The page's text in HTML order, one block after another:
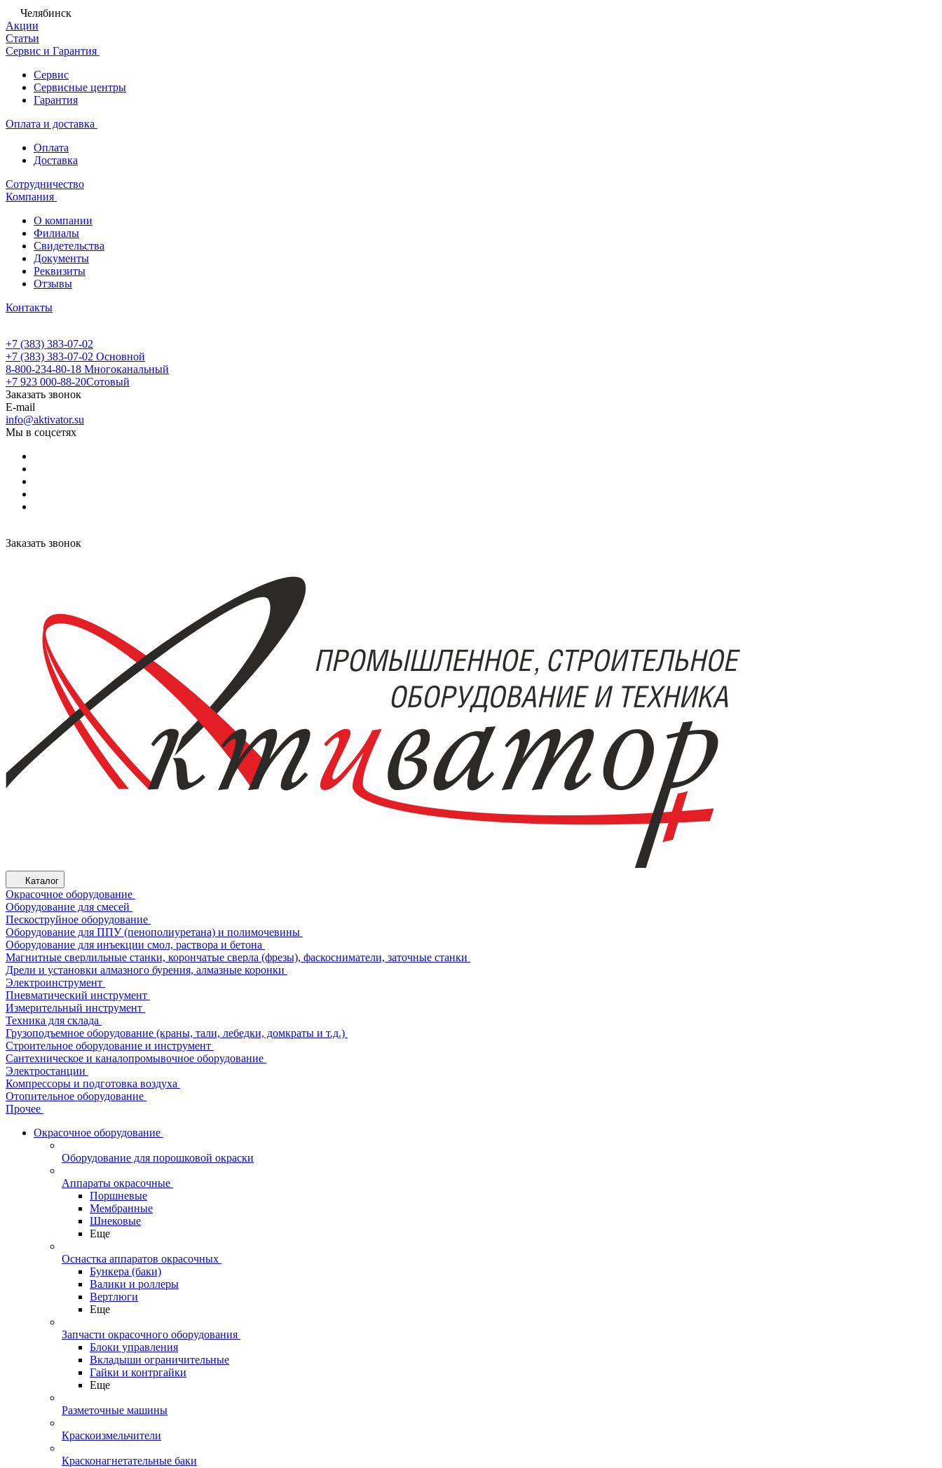
Челябинск
Акции
Статьи
Сервис и Гарантия
Сервис
Сервисные центры
Гарантия
Оплата и доставка
Оплата
Доставка
Сотрудничество
Компания
О компании
Филиалы
Свидетельства
Документы
Реквизиты
Отзывы
Контакты
+7 (383) 383-07-02
+7 (383) 383-07-02 Основной
8-800-234-80-18 Многоканальный
+7 923 000-88-20Сотовый
Заказать звонок
E-mail
info@aktivator.su
Мы в соцсетях
Заказать звонок
Каталог
Окрасочное оборудование
Оборудование для смесей
Пескоструйное оборудование
Оборудование для ППУ (пенополиуретана) и полимочевины
Оборудование для инъекции смол, раствора и бетона
Магнитные сверлильные станки, корончатые сверла (фрезы), фаскосниматели, заточные станки
Дрели и установки алмазного бурения, алмазные коронки
Электроинструмент
Пневматический инструмент
Измерительный инструмент
Техника для склада
Грузоподъемное оборудование (краны, тали, лебедки, домкраты и т.д.)
Строительное оборудование и инструмент
Сантехническое и каналопромывочное оборудование
Электростанции
Компрессоры и подготовка воздуха
Отопительное оборудование
Прочее
Окрасочное оборудование
Оборудование для порошковой окраски
Аппараты окрасочные
Поршневые
Мембранные
Шнековые
Еще
Оснастка аппаратов окрасочных
Бункера (баки)
Валики и роллеры
Вертлюги
Еще
Запчасти окрасочного оборудования
Блоки управления
Вкладыши ограничительные
Гайки и контргайки
Еще
Разметочные машины
Краскоизмельчители
Красконагнетательные баки